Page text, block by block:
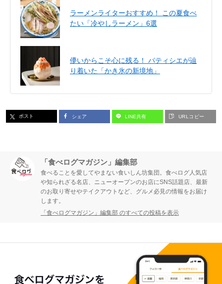
ラーメンライターおすすめ！ この夏食べ
たい「冷やしラーメン」6選
儚いからこそ心に残る！ パティシエが辿
り着いた「かき氷の新境地」
ポスト シェア LINE共有 URLコピー
「食べログマガジン」編集部
食べることを愛してやまない食いしん坊集団。食べログ人気店
や知られざる名店、ニューオープンのお店にSNS話題店、最新
のお取り寄せやテイクアウトなど、グルメ必見の情報をお届け
します。
「食べログマガジン」編集部 のすべての投稿を表示